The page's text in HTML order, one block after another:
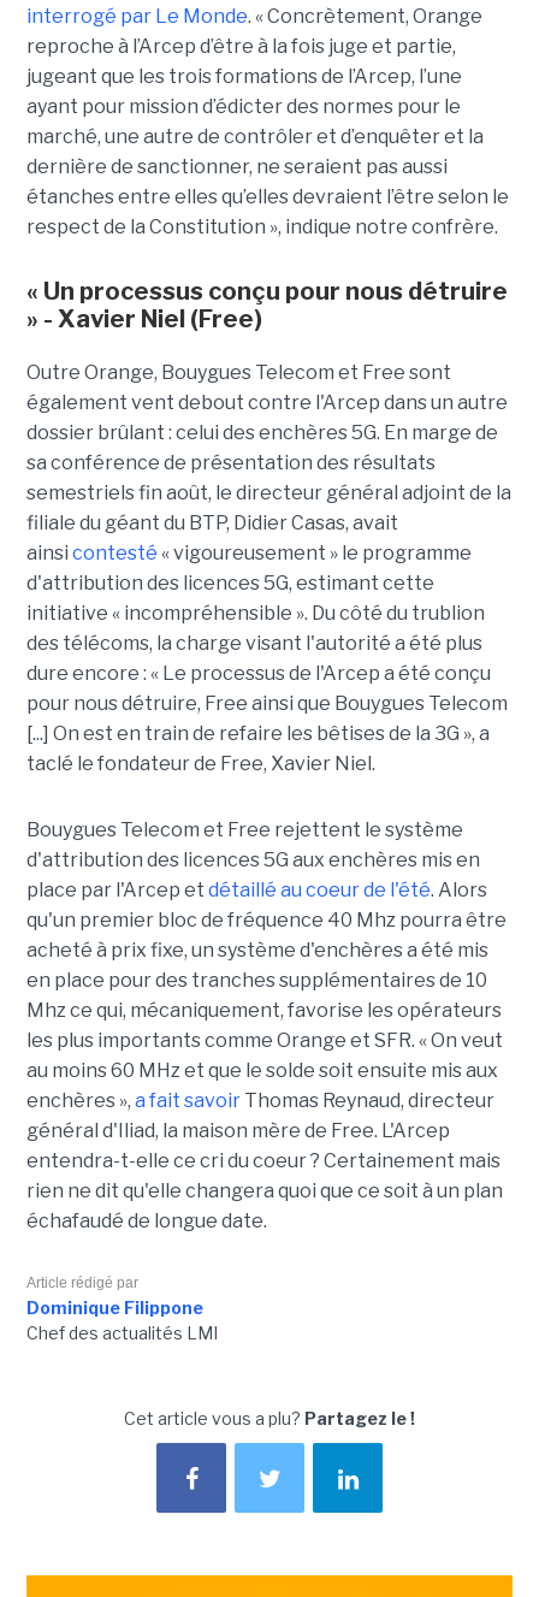
interrogé par Le Monde. « Concrètement, Orange
reproche à l’Arcep d’être à la fois juge et partie,
jugeant que les trois formations de l’Arcep, l’une
ayant pour mission d’édicter des normes pour le
marché, une autre de contrôler et d’enquêter et la
dernière de sanctionner, ne seraient pas aussi
étanches entre elles qu’elles devraient l’être selon le
respect de la Constitution », indique notre confrère.
« Un processus conçu pour nous détruire
» - Xavier Niel (Free)
Outre Orange, Bouygues Telecom et Free sont
également vent debout contre l'Arcep dans un autre
dossier brûlant : celui des enchères 5G. En marge de
sa conférence de présentation des résultats
semestriels fin août, le directeur général adjoint de la
filiale du géant du BTP, Didier Casas, avait
ainsi contesté « vigoureusement » le programme
d'attribution des licences 5G, estimant cette
initiative « incompréhensible ». Du côté du trublion
des télécoms, la charge visant l'autorité a été plus
dure encore : « Le processus de l'Arcep a été conçu
pour nous détruire, Free ainsi que Bouygues Telecom
[...] On est en train de refaire les bêtises de la 3G », a
taclé le fondateur de Free, Xavier Niel.
Bouygues Telecom et Free rejettent le système
d'attribution des licences 5G aux enchères mis en
place par l'Arcep et détaillé au coeur de l'été. Alors
qu'un premier bloc de fréquence 40 Mhz pourra être
acheté à prix fixe, un système d'enchères a été mis
en place pour des tranches supplémentaires de 10
Mhz ce qui, mécaniquement, favorise les opérateurs
les plus importants comme Orange et SFR. « On veut
au moins 60 MHz et que le solde soit ensuite mis aux
enchères », a fait savoirThomas Reynaud, directeur
général d'Iliad, la maison mère de Free. L'Arcep
entendra-t-elle ce cri du coeur ? Certainement mais
rien ne dit qu'elle changera quoi que ce soit à un plan
échafaudé de longue date.
Article rédigé par
Dominique Filippone
Chef des actualités LMI
Cet article vous a plu? Partagez le !